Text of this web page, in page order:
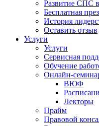
Развитие СПС
Бесплатная
История
Оставить отзыв
Услуги
Услуги
Сервисная
Обучение
Онлайн-
ВЮФ
Лекторы
Прайм
Правовой